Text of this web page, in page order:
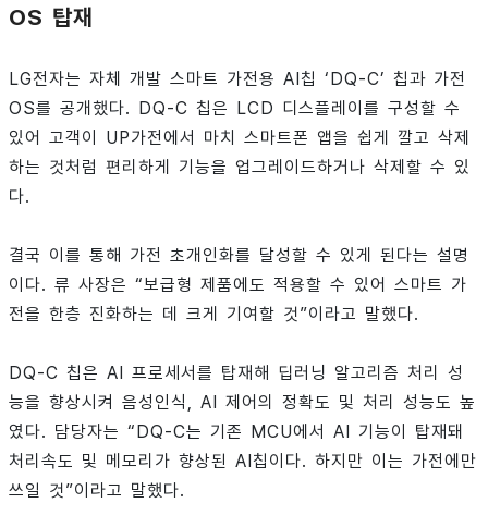
OS 탑재
LG전자는 자체 개발 스마트 가전용 AI칩 ‘DQ-C’ 칩과 가전
OS를 공개했다. DQ-C 칩은 LCD 디스플레이를 구성할 수
있어 고객이 UP가전에서 마치 스마트폰 앱을 쉽게 깔고 삭제
하는 것처럼 편리하게 기능을 업그레이드하거나 삭제할 수 있
다.
결국 이를 통해 가전 초개인화를 달성할 수 있게 된다는 설명
이다. 류 사장은 “보급형 제품에도 적용할 수 있어 스마트 가
전을 한층 진화하는 데 크게 기여할 것”이라고 말했다.
DQ-C 칩은 AI 프로세서를 탑재해 딥러닝 알고리즘 처리 성
능을 향상시켜 음성인식, AI 제어의 정확도 및 처리 성능도 높
였다. 담당자는 “DQ-C는 기존 MCU에서 AI 기능이 탑재돼
처리속도 및 메모리가 향상된 AI칩이다. 하지만 이는 가전에만
쓰일 것”이라고 말했다.